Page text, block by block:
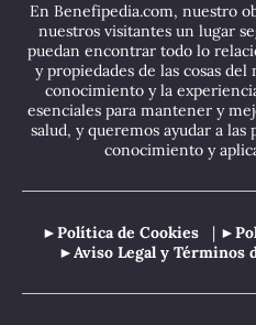
En Benefipedia.com, nuestro
nuestros visitantes un lugar
puedan encontrar todo lo
y propiedades de las cosas
conocimiento y la
esenciales para mantener y
salud, y queremos ayudar a las
conocimiento y
►Política de Cookies | ►
►Aviso Legal y Términos